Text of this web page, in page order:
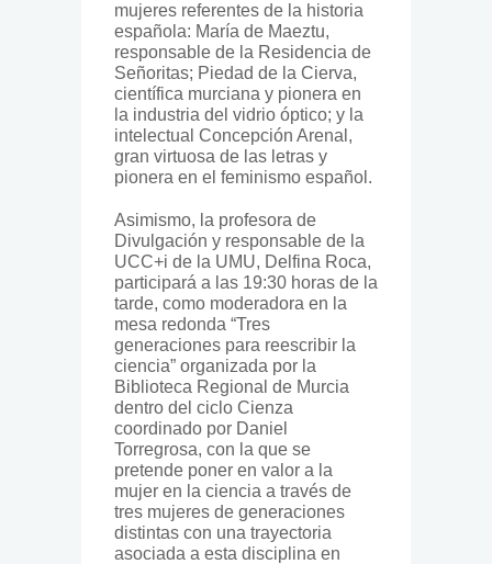
mujeres referentes de la historia
española: María de Maeztu,
responsable de la Residencia de
Señoritas; Piedad de la Cierva,
científica murciana y pionera en
la industria del vidrio óptico; y la
intelectual Concepción Arenal,
gran virtuosa de las letras y
pionera en el feminismo español.
Asimismo, la profesora de
Divulgación y responsable de la
UCC+i de la UMU, Delfina Roca,
participará a las 19:30 horas de la
tarde, como moderadora en la
mesa redonda “Tres
generaciones para reescribir la
ciencia” organizada por la
Biblioteca Regional de Murcia
dentro del ciclo Cienza
coordinado por Daniel
Torregrosa, con la que se
pretende poner en valor a la
mujer en la ciencia a través de
tres mujeres de generaciones
distintas con una trayectoria
asociada a esta disciplina en